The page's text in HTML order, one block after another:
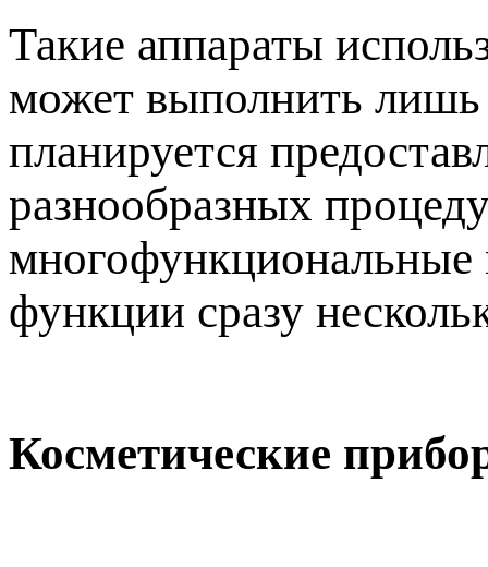
Такие аппараты
может выполнить
планируется
разнообразных
многофункциональные
функции сразу
Косметические